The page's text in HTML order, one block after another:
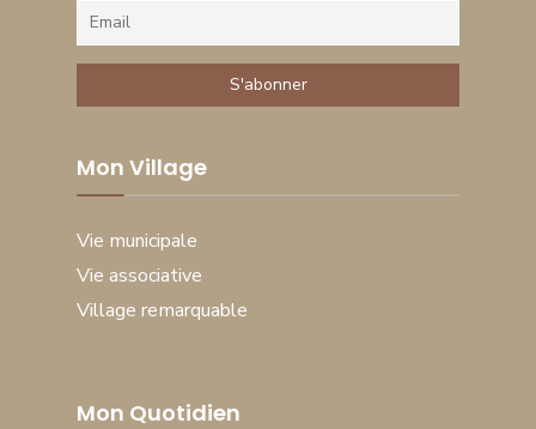
Mon Village
Vie municipale
Vie associative
Village remarquable
Mon Quotidien